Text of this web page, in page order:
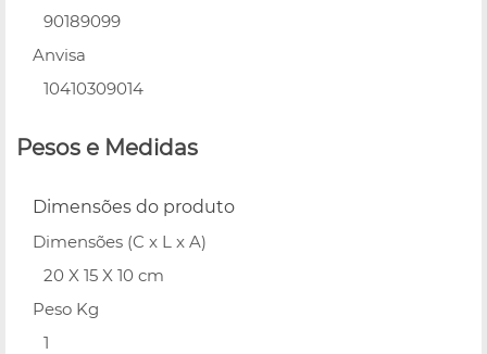
90189099
Anvisa
10410309014
Pesos e Medidas
Dimensões do produto
Dimensões (C x L x A)
20 X 15 X 10 cm
Peso Kg
1